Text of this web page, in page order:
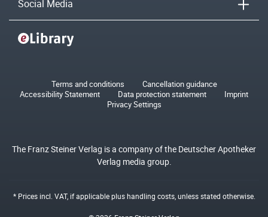
Social Media
Terms and conditions
Cancellation guidance
Accessibility Statement
Data protection statement
Imprint
Privacy Settings
The Franz Steiner Verlag is a company of the Deutscher Apotheker
Verlag media group.
* Prices incl. VAT, if applicable plushandling costs, unless stated otherwise.